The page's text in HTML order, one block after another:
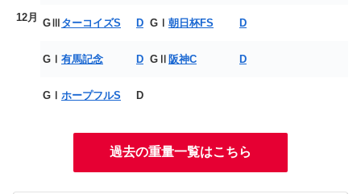
12月 GⅢ ターコイズS D GⅠ 朝日杯FS D
GⅠ 有馬記念 D GⅡ 阪神C D
GⅠ ホープフルS D
過去の重量一覧はこちら